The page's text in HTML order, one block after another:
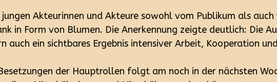
Akteurinnen und Akteure sowohl vom Publikum als
in Form von Blumen. Die Anerkennung zeigte deutlich: Die
auch ein sichtbares Ergebnis intensiver Arbeit, Kooperation
der Hauptrollen folgt am noch in der nächsten